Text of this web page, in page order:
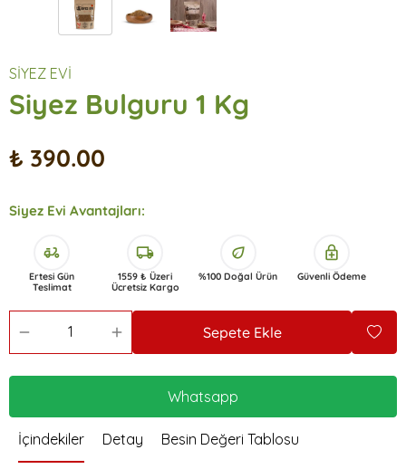
SİYEZ EVİ
Siyez Bulguru 1 Kg
₺ 390.00
Siyez Evi Avantajları:
delivery_dining
Ertesi Gün
Teslimat
local_shipping
1559 ₺ Üzeri
Ücretsiz Kargo
eco
%100 Doğal Ürün
enhanced_encryption
Güvenli Ödeme
Sepete Ekle
Whatsapp
İçindekiler Detay Besin Değeri Tablosu